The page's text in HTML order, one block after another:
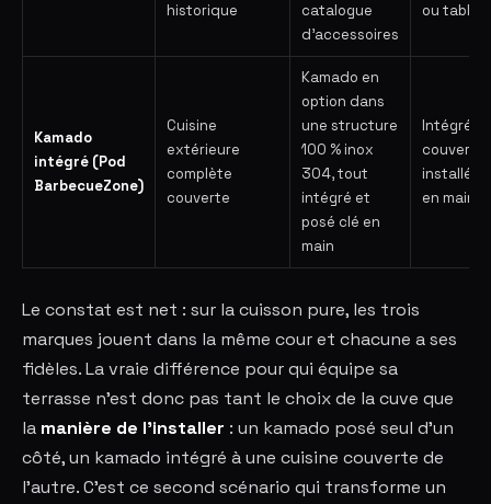
historique
catalogue
d'accessoires
ou table
Kamado
intégré (Pod
BarbecueZone)
Cuisine
extérieure
complète
couverte
Kamado en
option dans
une structure
100 % inox
304, tout
intégré et
posé clé en
main
Intégré,
couvert,
installé
en main
Le constat est net : sur la cuisson pure, les trois
marques jouent dans la même cour et chacune a ses
fidèles. La vraie différence pour qui équipe sa
terrasse n'est donc pas tant le choix de la cuve que
la manière de l'installer : un kamado posé seul d'un
côté, un kamado intégré à une cuisine couverte de
l'autre. C'est ce second scénario qui transforme un